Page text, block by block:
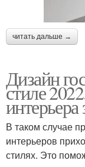
читать дальше →
Дизайн
стиле
интерьера
В таком случае
интерьеров
стилях. Это